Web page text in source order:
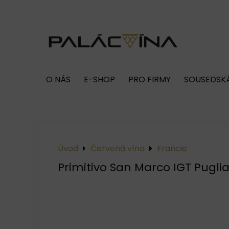
O NÁS E-SHOP PRO FIRMY
Úvod Červená vína Francie
Primitivo San Marco IGT